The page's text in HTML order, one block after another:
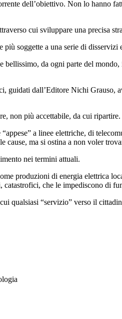
dell’obiettivo. Non lo hanno
cui sviluppare una precisa
soggette a una serie di
bellissimo, da ogni parte del
dall’Editore Nichi Grauso,
non più accettabile, da cui ripartire.
a linee elettriche, di
cause, ma si ostina a non voler
nei termini attuali.
produzioni di energia elettrica
che le impediscono di
qualsiasi “servizio” verso il